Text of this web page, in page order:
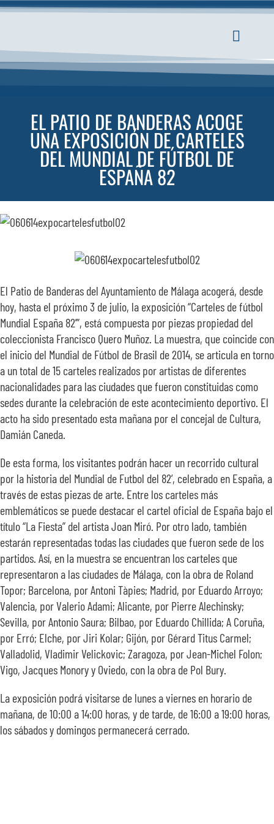
Saltar
Toggle
INICIO
EVENTOS
EL PATIO DE BANDERAS ACOGE
UNA EXPOSICIÓN DE CARTELES
DEL MUNDIAL DE FÚTBOL DE
ESPAÑA 82
El Patio de Banderas del Ayuntamiento de Málaga acogerá, desde
hoy, hasta el próximo 3 de julio, la exposición “Carteles de fútbol
Mundial España 82’”, está compuesta por piezas propiedad del
coleccionista Francisco Quero Muñoz. La muestra, que coincide con
el inicio del Mundial de Fútbol de Brasil de 2014, se articula en torno
a un total de 15 carteles realizados por artistas de diferentes
nacionalidades para las ciudades que fueron constituidas como
sedes durante la celebración de este acontecimiento deportivo. El
acto ha sido presentado esta mañana por el concejal de Cultura,
Damián Caneda.
De esta forma, los visitantes podrán hacer un recorrido cultural
por la historia del Mundial de Futbol del 82’, celebrado en España, a
través de estas piezas de arte. Entre los carteles más
emblemáticos se puede destacar el cartel oficial de España bajo el
título “La Fiesta” del artista Joan Miró. Por otro lado, también
estarán representadas todas las ciudades que fueron sede de los
partidos. Así, en la muestra se encuentran los carteles que
representaron a las ciudades de Málaga, con la obra de Roland
Topor; Barcelona, por Antoni Tàpies; Madrid, por Eduardo Arroyo;
Valencia, por Valerio Adami; Alicante, por Pierre Alechinsky;
Sevilla, por Antonio Saura; Bilbao, por Eduardo Chillida; A Coruña,
por Erró; Elche, por Jiri Kolar; Gijón, por Gérard Titus Carmel;
Valladolid, Vladimir Velickovic; Zaragoza, por Jean-Michel Folon;
Vigo, Jacques Monory y Oviedo, con la obra de Pol Bury.
La exposición podrá visitarse de lunes a viernes en horario de
mañana, de 10:00 a 14:00 horas, y de tarde, de 16:00 a 19:00 horas,
los sábados y domingos permanecerá cerrado.